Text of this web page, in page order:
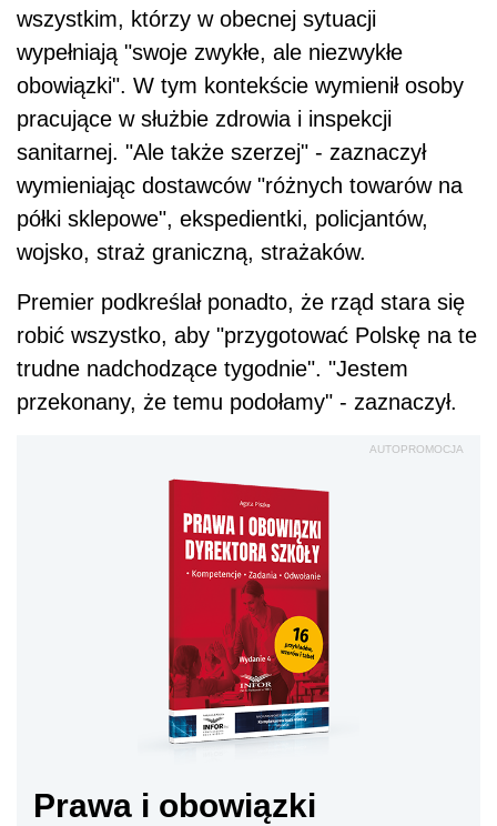
wszystkim, którzy w obecnej sytuacji
wypełniają "swoje zwykłe, ale niezwykłe
obowiązki". W tym kontekście wymienił osoby
pracujące w służbie zdrowia i inspekcji
sanitarnej. "Ale także szerzej" - zaznaczył
wymieniając dostawców "różnych towarów na
półki sklepowe", ekspedientki, policjantów,
wojsko, straż graniczną, strażaków.
Premier podkreślał ponadto, że rząd stara się
robić wszystko, aby "przygotować Polskę na te
trudne nadchodzące tygodnie". "Jestem
przekonany, że temu podołamy" - zaznaczył.
AUTOPROMOCJA
Prawa i obowiązki